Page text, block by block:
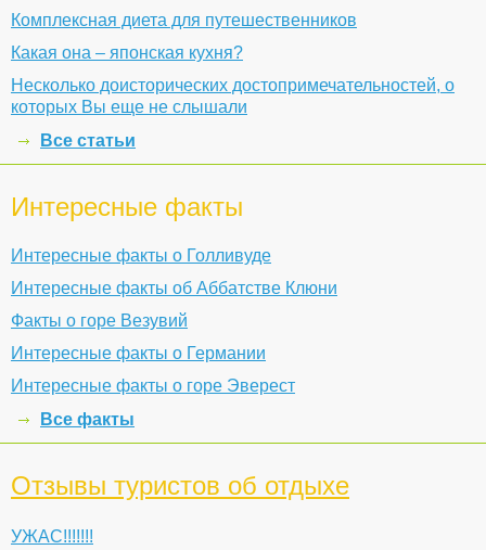
Комплексная диета для путешественников
Какая она – японская кухня?
Несколько доисторических достопримечательностей, о
которых Вы еще не слышали
Все статьи
Интересные факты
Интересные факты о Голливуде
Интересные факты об Аббатстве Клюни
Факты о горе Везувий
Интересные факты о Германии
Интересные факты о горе Эверест
Все факты
Отзывы туристов об отдыхе
УЖАС!!!!!!!